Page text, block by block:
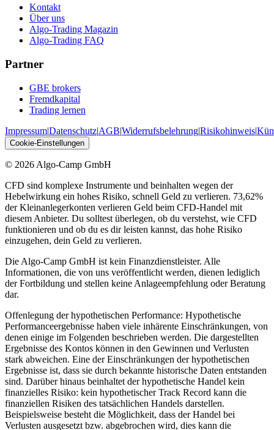
Kontakt
Über uns
Algo-Trading Magazin
Algo-Trading FAQ
Partner
GBE brokers
Fremdkapital
Trading lernen
Impressum|Datenschutz|AGB|Widerrufsbelehrung|Risikohinweis|
Cookie-Einstellungen
© 2026 Algo-Camp GmbH
CFD sind komplexe Instrumente und beinhalten wegen der
Hebelwirkung ein hohes Risiko, schnell Geld zu verlieren. 73,62%
der Kleinanlegerkonten verlieren Geld beim CFD-Handel mit
diesem Anbieter. Du solltest überlegen, ob du verstehst, wie CFD
funktionieren und ob du es dir leisten kannst, das hohe Risiko
einzugehen, dein Geld zu verlieren.
Die Algo-Camp GmbH ist kein Finanzdienstleister. Alle
Informationen, die von uns veröffentlicht werden, dienen lediglich
der Fortbildung und stellen keine Anlageempfehlung oder Beratung
dar.
Offenlegung der hypothetischen Performance: Hypothetische
Performanceergebnisse haben viele inhärente Einschränkungen, von
denen einige im Folgenden beschrieben werden. Die dargestellten
Ergebnisse des Kontos können in den Gewinnen und Verlusten
stark abweichen. Eine der Einschränkungen der hypothetischen
Ergebnisse ist, dass sie durch bekannte historische Daten entstanden
sind. Darüber hinaus beinhaltet der hypothetische Handel kein
finanzielles Risiko: kein hypothetischer Track Record kann die
finanziellen Risiken des tatsächlichen Handels darstellen.
Beispielsweise besteht die Möglichkeit, dass der Handel bei
Verlusten ausgesetzt bzw. abgebrochen wird, dies kann die